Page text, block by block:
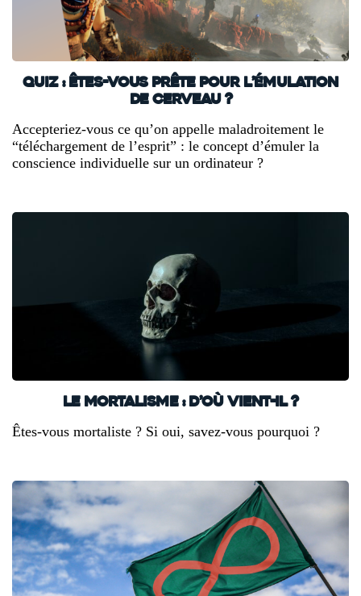
Quiz : êtes-vous prête pour l’émulation
de cerveau ?
Accepteriez-vous ce qu’on appelle maladroitement le
“téléchargement de l’esprit” : le concept d’émuler la
conscience individuelle sur un ordinateur ?
Le mortalisme : d’où vient-il ?
Êtes-vous mortaliste ? Si oui, savez-vous pourquoi ?